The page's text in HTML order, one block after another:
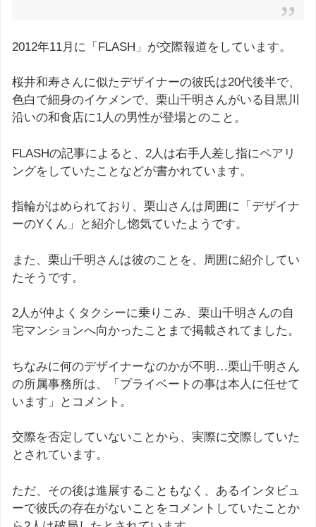
2012年11月に「FLASH」が交際報道をしています。
桜井和寿さんに似たデザイナーの彼氏は20代後半で、
色白で細身のイケメンで、栗山千明さんがいる目黒川
沿いの和食店に1人の男性が登場とのこと。
FLASHの記事によると、2人は右手人差し指にペアリ
ングをしていたことなどが書かれています。
指輪がはめられており、栗山さんは周囲に「デザイナ
ーのYくん」と紹介し惚気ていたようです。
また、栗山千明さんは彼のことを、周囲に紹介してい
たそうです。
2人が仲よくタクシーに乗りこみ、栗山千明さんの自
宅マンションへ向かったことまで掲載されてました。
ちなみに何のデザイナーなのかが不明…栗山千明さん
の所属事務所は、「プライベートの事は本人に任せて
います」とコメント。
交際を否定していないことから、実際に交際していた
とされています。
ただ、その後は進展することもなく、あるインタビュ
ーで彼氏の存在がないことをコメントしていたことか